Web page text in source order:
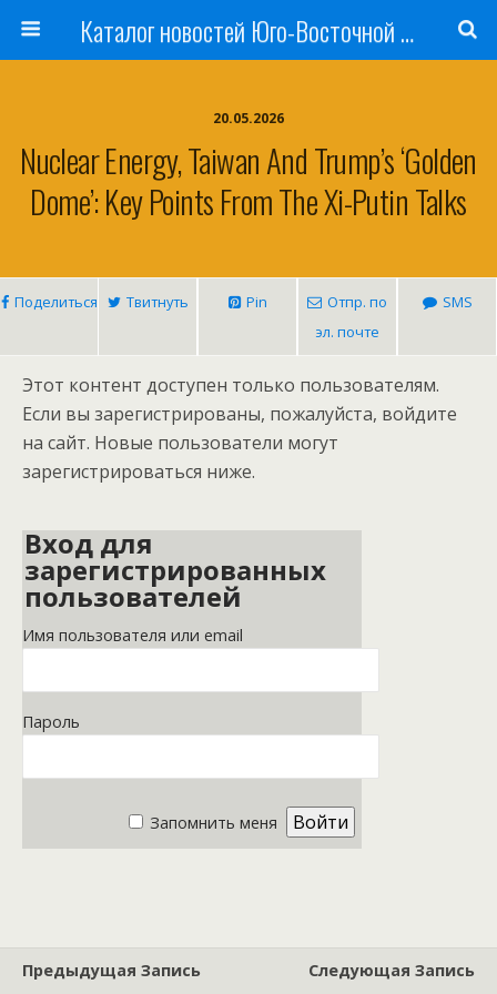
Каталог новостей Юго-Восточной Азии, Австралии и Океании
20.05.2026
Nuclear Energy, Taiwan And Trump’s ‘Golden
Dome’: Key Points From The Xi-Putin Talks
Поделиться Твитнуть Pin
Отпр. по
эл. почте
SMS
Этот контент доступен только пользователям.
Если вы зарегистрированы, пожалуйста, войдите
на сайт. Новые пользователи могут
зарегистрироваться ниже.
Вход для
зарегистрированных
пользователей
Имя пользователя или email
Пароль
Запомнить меня
Предыдущая Запись
Следующая Запись